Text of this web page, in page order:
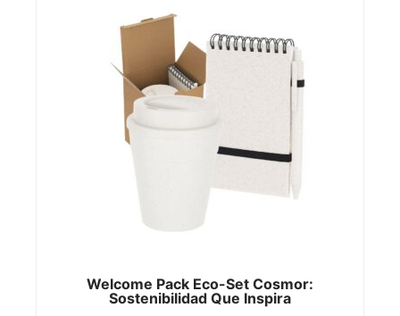
Welcome Pack Eco-Set Cosmor:
Sostenibilidad Que Inspira